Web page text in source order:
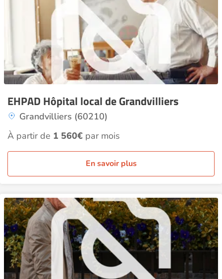
EHPAD Hôpital local de Grandvilliers
Grandvilliers (60210)
À partir de 1 560€ par mois
En savoir plus